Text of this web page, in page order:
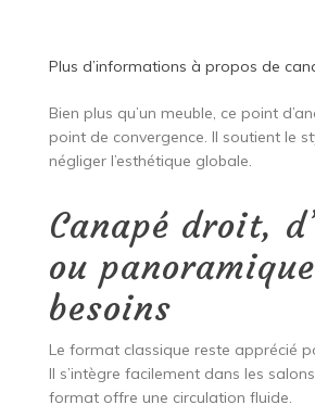
Plus d’informations à propos de
Bien plus qu’un meuble, ce point
point de convergence. Il soutient le
négliger l’esthétique globale.
Canapé droit,
ou
besoins
Le format classique reste apprécié
Il s’intègre facilement dans les
format offre une circulation fluide.